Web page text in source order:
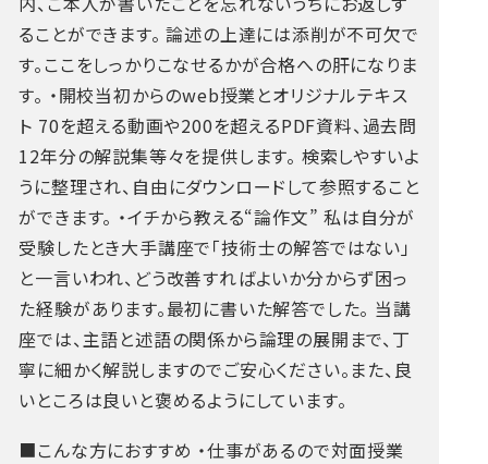
ることができます。 論述の上達には添削が不可欠で
す。ここをしっかりこなせるかが合格への肝になりま
す。 ・開校当初からのweb授業とオリジナルテキス
ト 70を超える動画や200を超えるPDF資料、過去問
12年分の解説集等々を提供します。 検索しやすいよ
うに整理され、自由にダウンロードして参照すること
ができます。 ・イチから教える“論作文” 私は自分が
受験したとき大手講座で「技術士の解答ではない」
と一言いわれ、どう改善すればよいか分からず困っ
た経験があります。最初に書いた解答でした。 当講
座では、主語と述語の関係から論理の展開まで、丁
寧に細かく解説しますのでご安心ください。また、良
いところは良いと褒めるようにしています。
■こんな方におすすめ ・仕事があるので対面授業